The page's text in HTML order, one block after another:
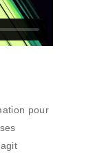
pour